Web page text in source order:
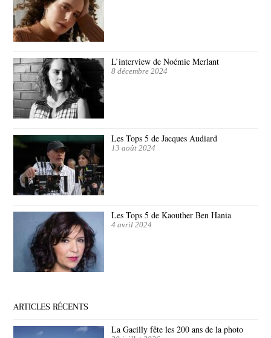
L’interview de Noémie Merlant
8 décembre 2024
Les Tops 5 de Jacques Audiard
13 août 2024
Les Tops 5 de Kaouther Ben Hania
4 avril 2024
ARTICLES RÉCENTS
La Gacilly fête les 200 ans de la photo